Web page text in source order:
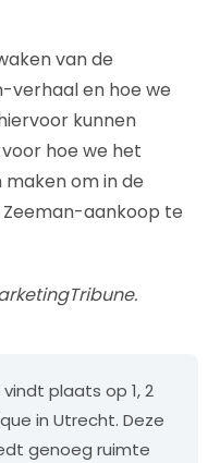
van de
verhaal en hoe we
kunnen
hoe we het
om in de
Zeeman-aankoop te
vindt plaats op 1, 2
in Utrecht. Deze
genoeg ruimte